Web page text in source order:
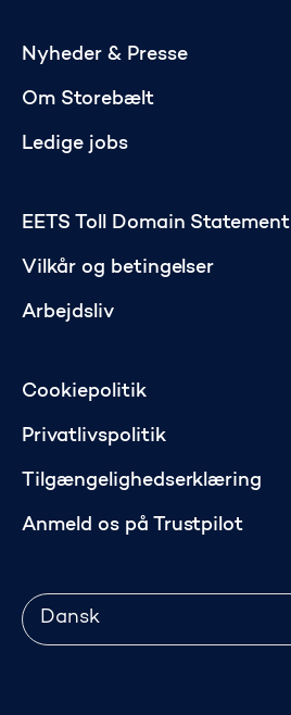
Nyheder & Presse
Om Storebælt
Ledige jobs
EETS Toll Domain Statement
Vilkår og betingelser
Arbejdsliv
Cookiepolitik
Privatlivspolitik
Tilgængelighedserklæring
Anmeld os på Trustpilot
Sprog